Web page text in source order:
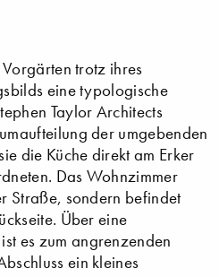
trotz ihres
eine typologische
Taylor Architects
der umgebenden
die Küche direkt am Erker
Das Wohnzimmer
Straße, sondern befindet
Über eine
es zum angrenzenden
ein kleines